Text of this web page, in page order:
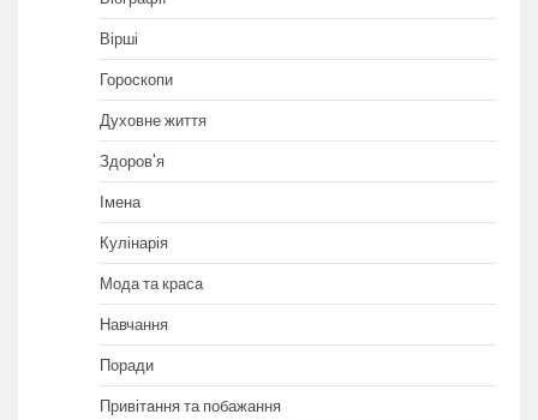
Вірші
Гороскопи
Духовне життя
Здоров'я
Імена
Кулінарія
Мода та краса
Навчання
Поради
Привітання та побажання